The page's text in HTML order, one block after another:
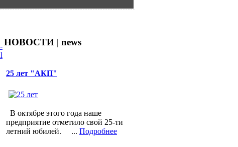
НОВОСТИ | news
25 лет "АКП"
В октябре этого года наше
предприятие отметило свой 25-ти
летний юбилей. ... Подробнее